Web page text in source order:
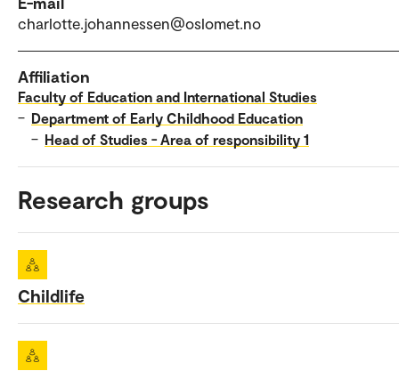
charlotte.johannessen@oslomet.no
Affiliation
Faculty of Education and International Studies
– Department of Early Childhood Education
– Head of Studies - Area of responsibility 1
Research groups
Childlife